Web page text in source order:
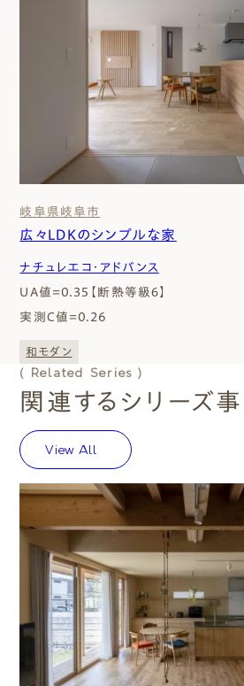
岐阜県 岐阜市
広々LDKのシンプルな家
ナチュレエコ・アドバンス
UA値=0.35【断熱等級６】
実測C値=0.26
和モダン
( Related Series )
関連するシリーズ事
View All